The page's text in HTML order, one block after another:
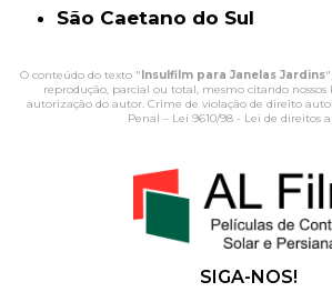
São Caetano do Sul
O conteúdo do texto " Insulfilm para Janelas Jardins"
reprodução, parcial ou total, mesmo citando nossos
autorização do autor. Crime de violação de direito
Penal – Lei 9610/98 - Lei de direitos
SIGA-NOS!